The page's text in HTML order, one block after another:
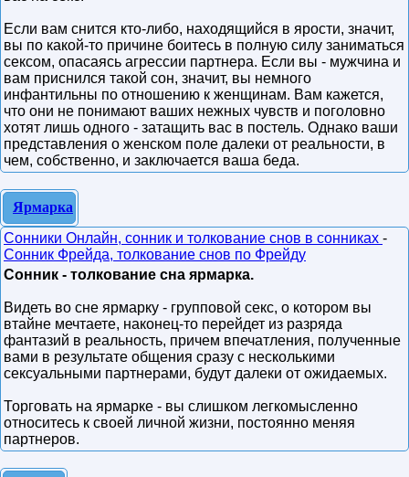
Если вам снится кто-либо, находящийся в ярости, значит,
вы по какой-то причине боитесь в полную силу заниматься
сексом, опасаясь агрессии партнера. Если вы - мужчина и
вам приснился такой сон, значит, вы немного
инфантильны по отношению к женщинам. Вам кажется,
что они не понимают ваших нежных чувств и поголовно
хотят лишь одного - затащить вас в постель. Однако ваши
представления о женском поле далеки от реальности, в
чем, собственно, и заключается ваша беда.
Ярмарка
Сонники Онлайн, сонник и толкование снов в сонниках -
Сонник Фрейда, толкование снов по Фрейду
Сонник - толкование сна ярмарка.
Видеть во сне ярмарку - групповой секс, о котором вы
втайне мечтаете, наконец-то перейдет из разряда
фантазий в реальность, причем впечатления, полученные
вами в результате общения сразу с несколькими
сексуальными партнерами, будут далеки от ожидаемых.
Торговать на ярмарке - вы слишком легкомысленно
относитесь к своей личной жизни, постоянно меняя
партнеров.